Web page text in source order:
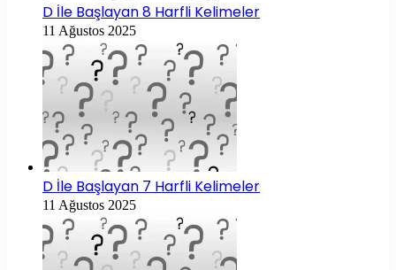
D İle Başlayan 8 Harfli Kelimeler
11 Ağustos 2025
D İle Başlayan 7 Harfli Kelimeler
11 Ağustos 2025